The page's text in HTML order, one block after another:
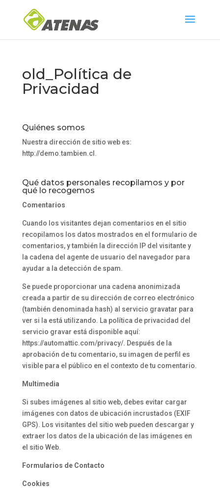
old_Política de
Privacidad
Quiénes somos
Nuestra dirección de sitio web es:
http://demo.tambien.cl.
Qué datos personales recopilamos y por
qué lo recogemos
Comentarios
Cuando los visitantes dejan comentarios en el sitio
recopilamos los datos mostrados en el formulario de
comentarios, y también la dirección IP del visitante y
la cadena del agente de usuario del navegador para
ayudar a la detección de spam.
Se puede proporcionar una cadena anonimizada
creada a partir de su dirección de correo electrónico
(también denominada hash) al servicio gravatar para
ver si la está utilizando. La política de privacidad del
servicio gravar está disponible aquí:
https://automattic.com/privacy/. Después de la
aprobación de tu comentario, su imagen de perfil es
visible para el público en el contexto de tu comentario.
Multimedia
Si subes imágenes al sitio web, debes evitar cargar
imágenes con datos de ubicación incrustados (EXIF
GPS). Los visitantes del sitio web pueden descargar y
extraer los datos de la ubicación de las imágenes en
el sitio Web.
Formularios de Contacto
Cookies